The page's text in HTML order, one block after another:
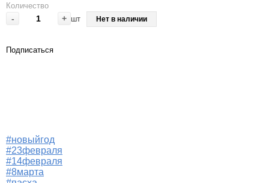
Количество
- + шт Нет в наличии
Подписаться
#новыйгод
#23февраля
#14февраля
#8марта